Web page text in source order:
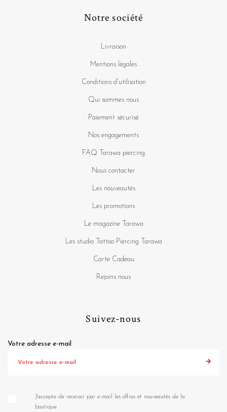
Notre société
Livraison
Mentions légales
Conditions d'utilisation
Qui sommes nous
Paiement sécurisé
Nos engagements
FAQ Tarawa piercing
Nous contacter
Les nouveautés
Les promotions
Le magazine Tarawa
Les studio Tattoo Piercing Tarawa
Carte Cadeau
Rejoins nous
Suivez-nous
Votre adresse e-mail
J'accepte de recevoir par e-mail les offres et nouveautés de la
boutique